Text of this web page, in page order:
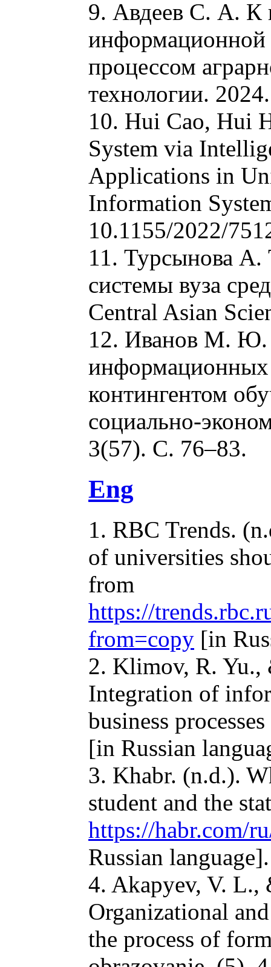
9. Авдеев С. А. К
информационной
процессом
технологии.
10. Hui Cao, Hui
System via
Applications in
Information
10.1155/2022/
11. Турсынова А.
системы вуза
Central Asian
12. Иванов М. Ю.
информационных
контингентом
социально-
3(57). С. 76–83.
Eng
1. RBC Trends.
of universities
from
https://
from=copy [in
2. Klimov, R. Yu.,
Integration of
business
[in Russian
3. Khabr. (n.d.).
student and the
https://habr.com/
Russian language].
4. Akapyev, V. L.,
Organizational
the process of